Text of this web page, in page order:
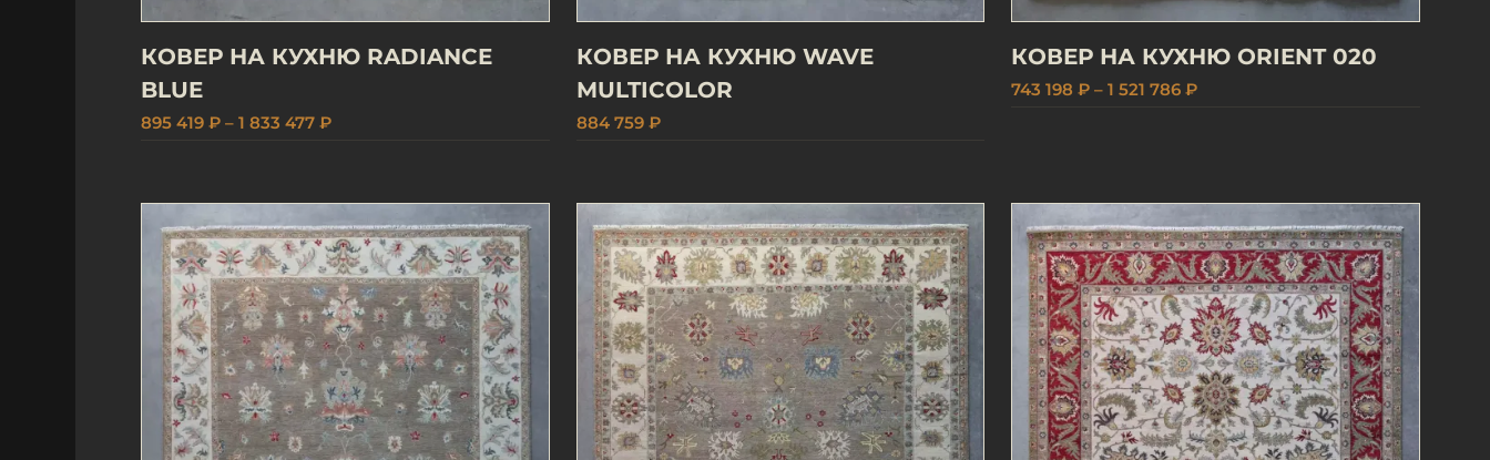
КОВЕР НА КУХНЮ RADIANCE
BLUE
895 419 ₽ – 1 833 477 ₽
КОВЕР НА КУХНЮ WAVE
MULTICOLOR
884 759 ₽
КОВЕР НА КУХНЮ ORIENT 020
743 198 ₽ – 1 521 786 ₽